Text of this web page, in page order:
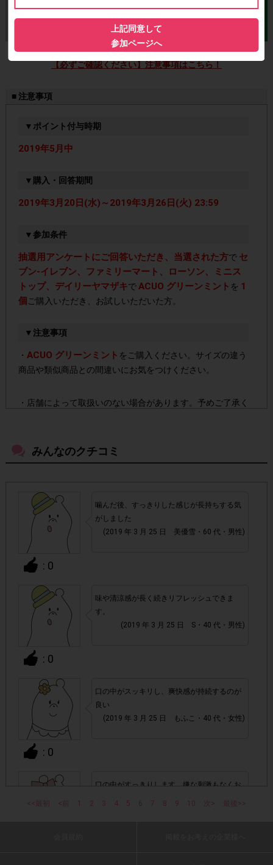
【必ずご確認ください】注意事項はこちら！
■ 注意事項
▼ポイント付与時期
2019年5月中
▼購入・回答期間
2019年3月20日(水)～2019年3月26日(火) 23:59
▼参加条件
抽選用アンケートにご回答いただき、当選された方で セ
ブン-イレブン、ファミリーマート、ローソン、ミニス
トップ、デイリーヤマザキでACUO グリーンミント を 1
個 ご購入いただき、お試しいただいた方。
▼注意事項
・ ACUO グリーンミント をご購入ください。サイズの違う
商品や類似商品との間違いにお気をつけください。
・店舗によって取扱いのない場合があります。予めご了承く
・参加(申し込み)を回答前にしていただければ、募集人数が
上限に達しても、掲載期間内のアンケート回答が可能です。
・他サイトのテンタメを含め、1つのアンケートにつき1人1
回の参加とさせていただいております。
・悪質な投稿があった場合、
だくこともあります。
・スマートフォン、携帯電話、タブレットPCにつきまし
て、機種によってはアンケートに回答できない場合がござい
ます。
▼ポイント付与対象外
上記参加条件(対象商品・購入チェーン・回答期間・
指定購入数)以外
でのご参加
・ECサイトやネットスーパーでのご購入
・購入できなかった/指定個数を購入できなかった場合
同じレシート画像が投稿されている場合
みんなのクチコミ
: 0
噛んだ後、すっきりした感じが長持ちする気
がしました
(2019 年 3 月 25 日 美優雪・60 代・男性)
: 0
味や清涼感が長く続きリフレッシュできま
す。
(2019 年 3 月 25 日 S・40 代・男性)
: 0
口の中がスッキリし、爽快感が持続するのが
良い
(2019 年 3 月 25 日 もふこ・40 代・女性)
口の中がすっきりします。嫌な刺激もなくお
<<最初 <前 1 2 3 4 5 7 8 9 10 次> 最後>>
上記同意して
参加ページへ